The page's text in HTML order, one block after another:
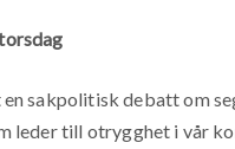
sakpolitisk debatt om
leder till otrygghet i vår